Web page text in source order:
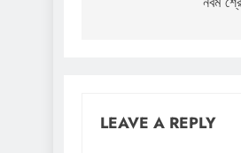
LEAVE A REPLY